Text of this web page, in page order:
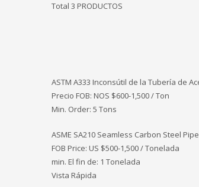
Total 3 PRODUCTOS
ASTM A333 Inconsútil de la Tubería de
Precio FOB: NOS $600-1,500 / Ton
Min. Order: 5 Tons
ASME SA210 Seamless Carbon Steel
FOB Price: US $500-1,500 / Tonelada
min. El fin de: 1 Tonelada
Vista Rápida